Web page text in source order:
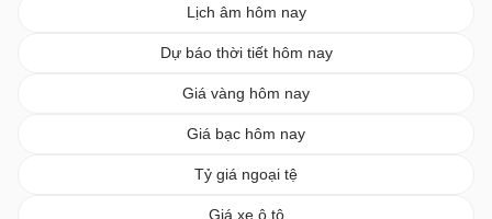
Lịch âm hôm nay
Dự báo thời tiết hôm nay
Giá vàng hôm nay
Giá bạc hôm nay
Tỷ giá ngoại tệ
Giá xe ô tô